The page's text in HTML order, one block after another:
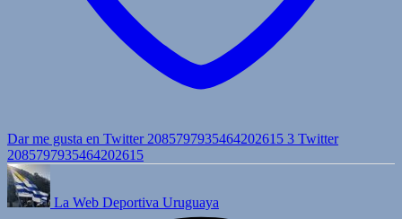
Dar me gusta en Twitter 2085797935464202615 3 Twitter
2085797935464202615
La Web Deportiva Uruguaya